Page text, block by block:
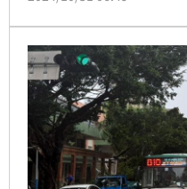
通知區公所派員協助排